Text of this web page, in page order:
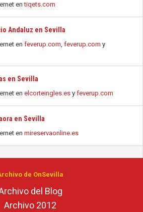
entiqets.com
Andaluz en Sevilla
en feverup.com, feverup.com y
en Sevilla
en elcorteingles.es y feverup.com
en Sevilla
en mireservaonline.es
de OnSevilla
del Blog
Archivo 2012